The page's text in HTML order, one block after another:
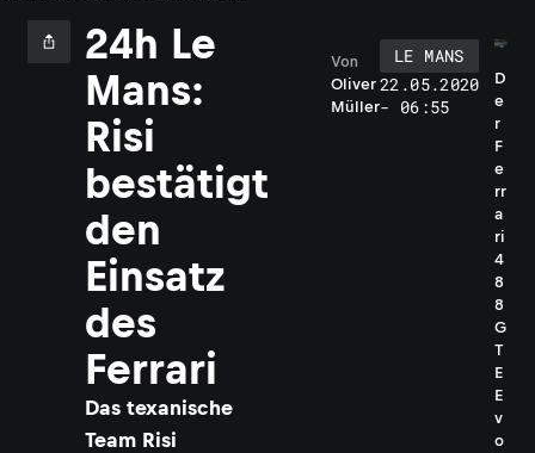
24h Le
Mans:
Risi
bestätigt
den
Einsatz
des
Ferrari
Das texanische
Team Risi
Oliver
Müller
Von
LE MANS
22.05.2020
- 06:55
D
e
r
F
e
rr
a
ri
4
8
8
G
T
E
E
v
o